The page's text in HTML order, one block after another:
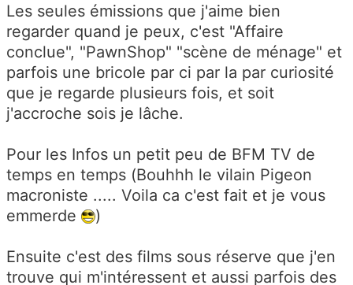
Les seules émissions que j'aime bien
regarder quand je peux, c'est "Affaire
conclue", "PawnShop" "scène de ménage" et
parfois une bricole par ci par la par curiosité
que je regarde plusieurs fois, et soit
j'accroche sois je lâche.
Pour les Infos un petit peu de BFM TV de
temps en temps (Bouhhh le vilain Pigeon
macroniste ..... Voila ca c'est fait et je vous
emmerde
)
Ensuite c'est des films sous réserve que j'en
trouve qui m'intéressent et aussi parfois des